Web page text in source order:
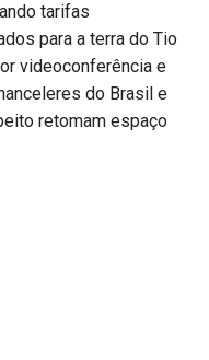
tarifas
para a terra do Tio
videoconferência e
do Brasil e
retomam espaço